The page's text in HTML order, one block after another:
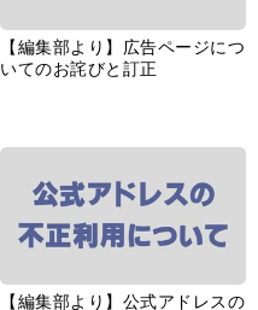
【編集部より】広告ページにつ
いてのお詫びと訂正
【編集部より】公式アドレスの